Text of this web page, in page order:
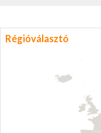
Régióválasztó